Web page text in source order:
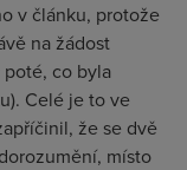
v článku, protože
na žádost
co byla
Celé je to ve
že se dvě
místo